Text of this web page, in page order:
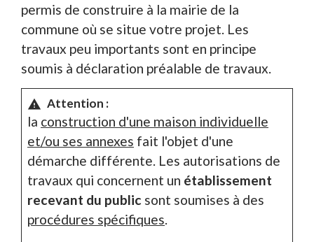
permis de construire à la mairie de la
commune où se situe votre projet. Les
travaux peu importants sont en principe
soumis à déclaration préalable de travaux.
warning Attention :
la construction d'une maison individuelle
et/ou ses annexes fait l'objet d'une
démarche différente. Les autorisations de
travaux qui concernent un établissement
recevant du public sont soumises à des
procédures spécifiques.